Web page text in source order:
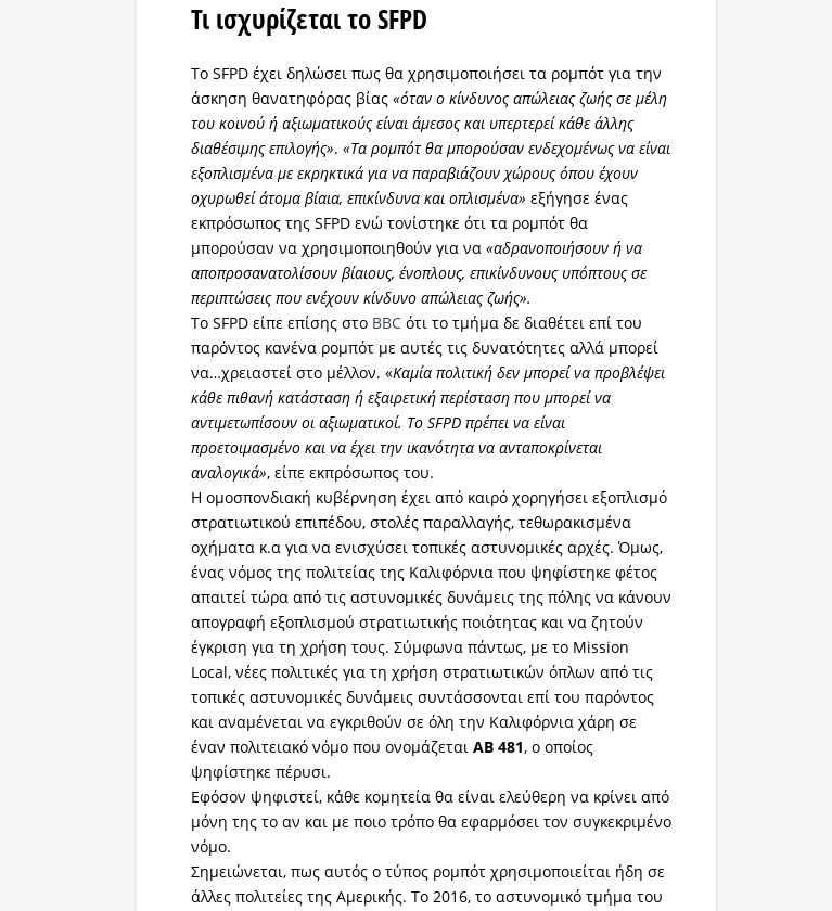
Τι ισχυρίζεται το SFPD
Το SFPD έχει δηλώσει πως θα χρησιμοποιήσει τα ρομπότ για την
άσκηση θανατηφόρας βίας«όταν ο κίνδυνος απώλειας ζωής σε μέλη
του κοινού ή αξιωματικούς είναι άμεσος και υπερτερεί κάθε άλλης
διαθέσιμης επιλογής».«Τα ρομπότ θα μπορούσαν ενδεχομένως να είναι
εξοπλισμένα με εκρηκτικά για να παραβιάζουν χώρους όπου έχουν
οχυρωθεί άτομα βίαια, επικίνδυνα και οπλισμένα» εξήγησε ένας
εκπρόσωπος της SFPD ενώ τονίστηκε ότι τα ρομπότ θα
μπορούσαν να χρησιμοποιηθούν για να«αδρανοποιήσουν ή να
αποπροσανατολίσουν βίαιους, ένοπλους, επικίνδυνους υπόπτους σε
περιπτώσεις που ενέχουν κίνδυνο απώλειας ζωής».
Το SFPD είπε επίσης στο BBC ότι το τμήμα δε διαθέτει επί του
παρόντος κανένα ρομπότ με αυτές τις δυνατότητες αλλά μπορεί
να…χρειαστεί στο μέλλον. «Καμία πολιτική δεν μπορεί να προβλέψει
κάθε πιθανή κατάσταση ή εξαιρετική περίσταση που μπορεί να
αντιμετωπίσουν οι αξιωματικοί. Το SFPD πρέπει να είναι
προετοιμασμένο και να έχει την ικανότητα να ανταποκρίνεται
αναλογικά», είπε εκπρόσωπος του.
Η ομοσπονδιακή κυβέρνηση έχει από καιρό χορηγήσει εξοπλισμό
στρατιωτικού επιπέδου, στολές παραλλαγής, τεθωρακισμένα
οχήματα κ.α για να ενισχύσει τοπικές αστυνομικές αρχές. Όμως,
ένας νόμος της πολιτείας της Καλιφόρνια που ψηφίστηκε φέτος
απαιτεί τώρα από τις αστυνομικές δυνάμεις της πόλης να κάνουν
απογραφή εξοπλισμού στρατιωτικής ποιότητας και να ζητούν
έγκριση για τη χρήση τους. Σύμφωνα πάντως, με το Mission
Local, νέες πολιτικές για τη χρήση στρατιωτικών όπλων από τις
τοπικές αστυνομικές δυνάμεις συντάσσονται επί του παρόντος
και αναμένεται να εγκριθούν σε όλη την Καλιφόρνια χάρη σε
έναν πολιτειακό νόμο που ονομάζεταιAB 481, ο οποίος
ψηφίστηκε πέρυσι.
Εφόσον ψηφιστεί, κάθε κομητεία θα είναι ελεύθερη να κρίνει από
μόνη της το αν και με ποιο τρόπο θα εφαρμόσει τον συγκεκριμένο
νόμο.
Σημειώνεται, πως αυτός ο τύπος ρομπότ χρησιμοποιείται ήδη σε
άλλες πολιτείες της Αμερικής. Το 2016, το αστυνομικό τμήμα του